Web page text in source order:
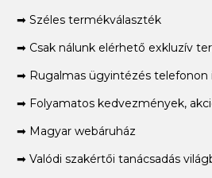
➡ Széles termékválaszték
➡ Csak nálunk elérhető exkluzív
➡ Rugalmas ügyintézés telefonon
➡ Folyamatos kedvezmények,
➡ Magyar webáruház
➡ Valódi szakértői tanácsadás